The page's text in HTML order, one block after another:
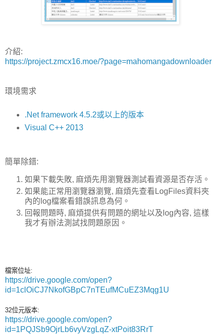
介紹:
https://project.zmcx16.moe/?page=mahomangadownloader
環境需求
.Net framework 4.5.2或以上的版本
Visual C++ 2013
簡單除錯:
如果下載失敗, 麻煩先用瀏覽器測試看資源是否存活。
如果能正常用瀏覽器瀏覽, 麻煩先查看LogFiles資料夾
內的log檔案看錯誤訊息為何。
回報問題時, 麻煩提供有問題的網址以及log內容, 這樣
我才有辦法測試找問題原因。
檔案位址:
https://drive.google.com/open?
id=1clOiCJ7NkofGBpC7nTEufMCuEZ3Mqg1U
32位元版本:
https://drive.google.com/open?
id=1PQJSb9OjrLb6vyVzgLqZ-xtPoit83RrT